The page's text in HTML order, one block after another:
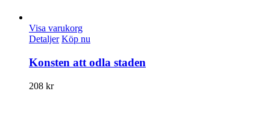
Visa varukorg
Detaljer Köp nu
Konsten att odla staden
208 kr